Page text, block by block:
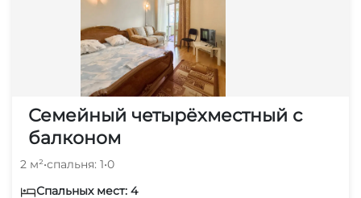
Семейный четырёхместный с
балконом
2 м²•спальня: 1•0
Спальных мест: 4